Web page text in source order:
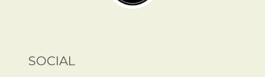
SOCIAL